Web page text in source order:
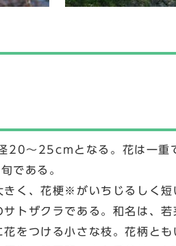
20～25cmとなる。花は一
である。
く、花梗※がいちじるしく短
トザクラである。和名は、
をつける小さな枝。花柄とも